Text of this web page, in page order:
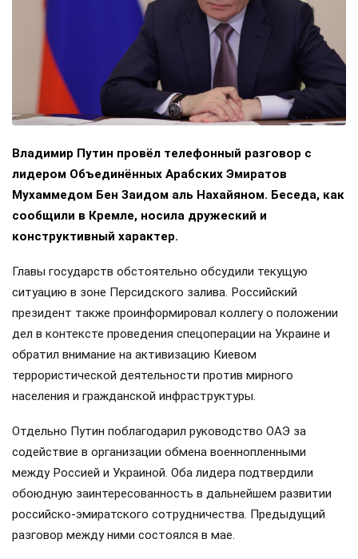
Владимир Путин провёл телефонный разговор с
лидером Объединённых Арабских Эмиратов
Мухаммедом Бен Заидом аль Нахайяном. Беседа, как
сообщили в Кремле, носила дружеский и
конструктивный характер.
Главы государств обстоятельно обсудили текущую
ситуацию в зоне Персидского залива. Российский
президент также проинформировал коллегу о положении
дел в контексте проведения спецоперации на Украине и
обратил внимание на активизацию Киевом
террористической деятельности против мирного
населения и гражданской инфраструктуры.
Отдельно Путин поблагодарил руководство ОАЭ за
содействие в организации обмена военнопленными
между Россией и Украиной. Оба лидера подтвердили
обоюдную заинтересованность в дальнейшем развитии
российско-эмиратского сотрудничества. Предыдущий
разговор между ними состоялся в мае.